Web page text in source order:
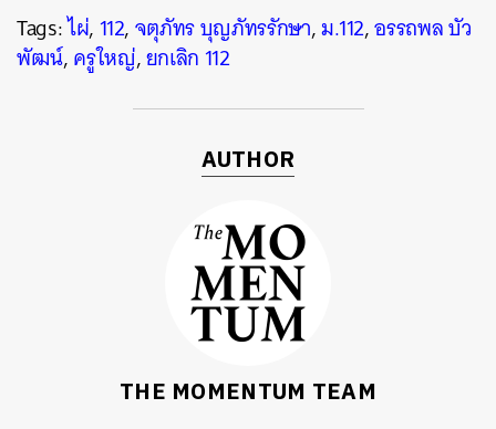
Tags:ไผ่,112,จตุภัทร บุญภัทรรักษา,ม.112,อรรถพล บัว
พัฒน์,ครูใหญ่,ยกเลิก 112
AUTHOR
THE MOMENTUM TEAM
ค้นหา
SHARE